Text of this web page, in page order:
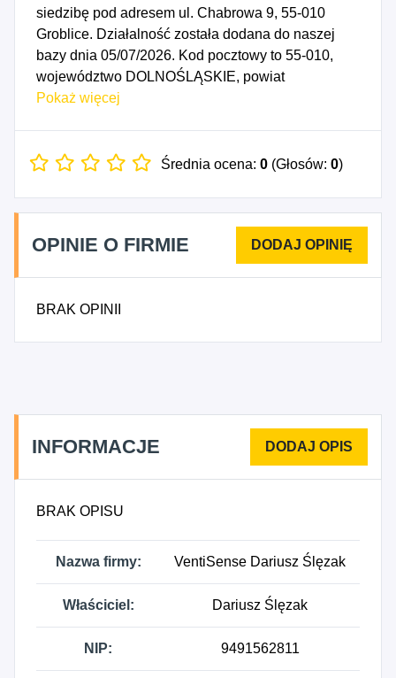
siedzibę pod adresem ul. Chabrowa 9, 55-010
Groblice. Działalność została dodana do naszej
bazy dnia 05/07/2026. Kod pocztowy to 55-010,
województwo DOLNOŚLĄSKIE, powiat
wrocławski. Numer Identyfikacji Podatkowej NIP to
Data rozpoczęcia działalności gospodarczej
się w sprzedaży pozostałych określonych towarów,
4619Z - Działalność agentów zajmujących się
sprzedażą towarów różnego rodzaju, 4690Z -
Sprzedaż detaliczna prowadzona przez domy
Pokaż więcej
Średnia ocena: 0 (Głosów: 0)
OPINIE O FIRMIE
BRAK OPINII
INFORMACJE
BRAK OPISU
Nazwa firmy: VentiSense Dariusz Ślęzak
Właściciel: Dariusz Ślęzak
NIP: 9491562811